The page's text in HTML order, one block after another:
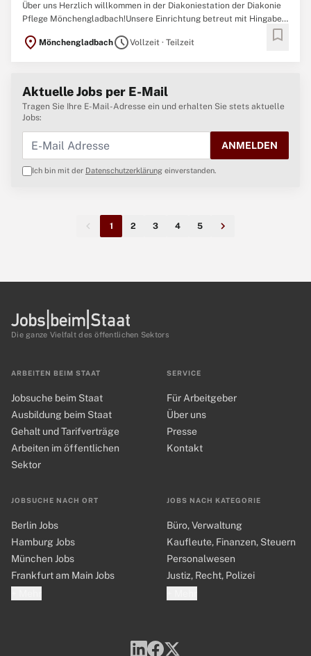
Über uns Herzlich willkommen in der Diakoniestation der Diakonie
Pflege Mönchengladbach!Unsere Einrichtung betreut mit Hingabe
Informationen über die Anforderungen der Stelle, die erwartete
location_on MönchengladbachscheduleVollzeit · Teilzeit bookmark
Aktuelle Jobs per E-Mail
Tragen Sie Ihre E-Mail-Adresse ein und erhalten Sie stets aktuelle
Jobs:
ANMELDEN
Ich bin mit der Datenschutzerklärung einverstanden.
1 2 3 4 5
Die ganze Vielfalt des öffentlichen Sektors
ARBEITEN BEIM STAAT
Jobsuche beim Staat
Ausbildung beim Staat
Gehalt und Tarifverträge
Arbeiten im öffentlichen
Sektor
JOBSUCHE NACH ORT
Berlin Jobs
Hamburg Jobs
München Jobs
Frankfurt am Main Jobs
JOBS NACH KATEGORIE
Büro, Verwaltung
Kaufleute, Finanzen, Steuern
Personalwesen
Justiz, Recht, Polizei
SERVICE
Für Arbeitgeber
Über uns
Presse
Kontakt